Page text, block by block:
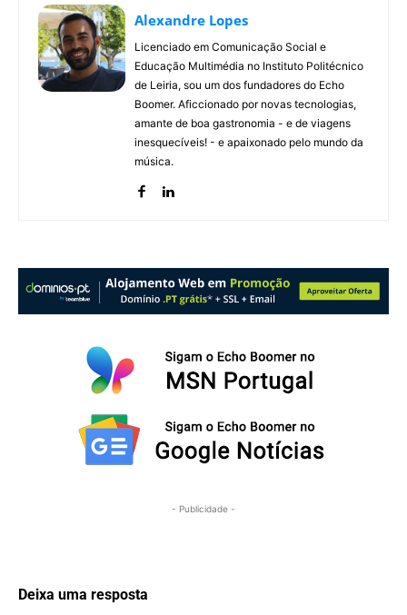
Alexandre Lopes
Licenciado em Comunicação Social e
Educação Multimédia no Instituto Politécnico
de Leiria, sou um dos fundadores do Echo
Boomer. Aficcionado por novas tecnologias,
amante de boa gastronomia - e de viagens
inesquecíveis! - e apaixonado pelo mundo da
música.
- Publicidade -
Deixa uma resposta